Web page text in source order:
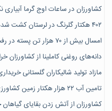
کشاورزان در ساعات اوج گرما آبیاری
۴۰۲ هکتار گلرنگ در لرستان کشت شده است
امسال بیش از ۷۰ هزار تن پسته در رفسنجان برداشت می‌شود
دانه‌های روغنی کاملینا از
مازاد تولید شالیکاران گلستانی
تامین آب ۲۲ هزار هکتار زمین کشاورزی از طریق سدهای خراسان شمالی
کشاورزان از آتش زدن بقایای گیاهان